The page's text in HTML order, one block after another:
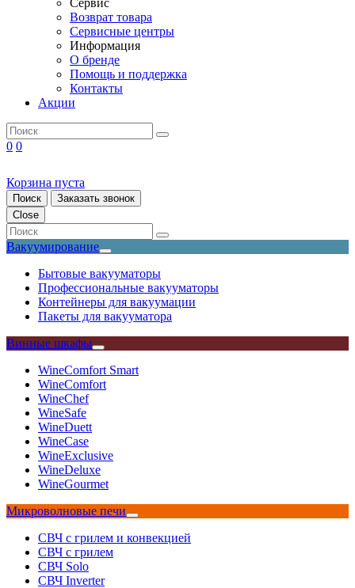
Сервис
Возврат товара
Сервисные центры
Информация
О бренде
Помощь и поддержка
Контакты
Акции
0 0
Корзина пуста
Поиск
Заказать звонок
Close
Вакуумирование
Бытовые вакууматоры
Профессиональные вакууматоры
Контейнеры для вакуумации
Пакеты для вакууматора
Винные шкафы
WineComfort Smart
WineComfort
WineChef
WineSafe
WineDuett
WineCase
WineExclusive
WineDeluxe
WineGourmet
Микроволновые печи
СВЧ с грилем и конвекцией
СВЧ с грилем
СВЧ Solo
СВЧ Inverter